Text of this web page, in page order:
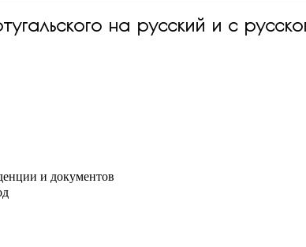
на русский и с
и документов